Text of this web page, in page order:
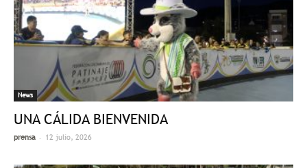
News
UNA CÁLIDA BIENVENIDA
prensa - 12 julio, 2026